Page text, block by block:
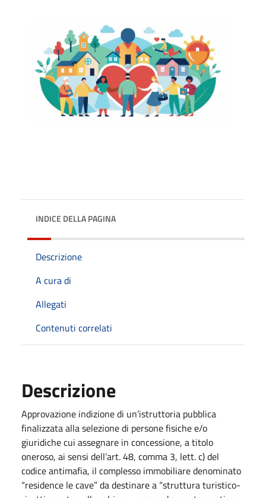
INDICE DELLA PAGINA
Descrizione
A cura di
Allegati
Contenuti correlati
Descrizione
Approvazione indizione di un’istruttoria pubblica
finalizzata alla selezione di persone fisiche e/o
giuridiche cui assegnare in concessione, a titolo
oneroso, ai sensi dell’art. 48, comma 3, lett. c) del
codice antimafia, il complesso immobiliare denominato
“residence le cave” da destinare a “struttura turistico-